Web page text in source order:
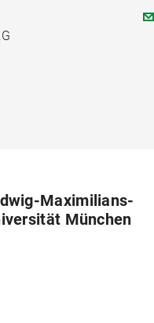
Maximilians-
München